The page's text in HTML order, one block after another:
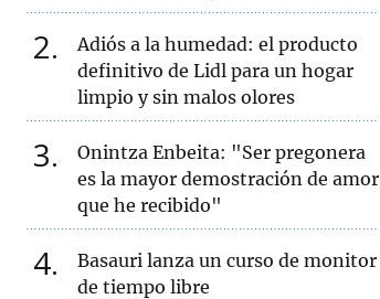
2
Adiós a la humedad: el producto
definitivo de Lidl para un hogar
limpio y sin malos olores
3
Onintza Enbeita: "Ser pregonera
es la mayor demostración de amor
que he recibido"
4
Basauri lanza un curso de monitor
de tiempo libre